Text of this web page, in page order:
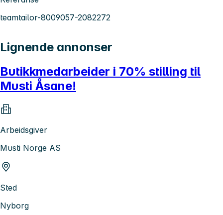
teamtailor-8009057-2082272
Lignende annonser
Butikkmedarbeider i 70% stilling til
Musti Åsane!
Arbeidsgiver
Musti Norge AS
Sted
Nyborg